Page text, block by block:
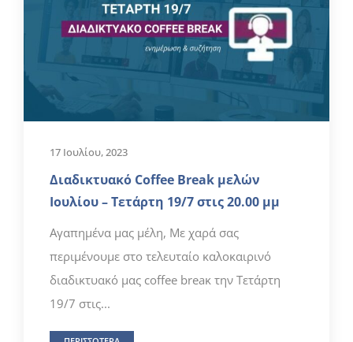
17 Ιουλίου, 2023
Διαδικτυακό Coffee Break μελών
Ιουλίου – Τετάρτη 19/7 στις 20.00 μμ
Αγαπημένα μας μέλη, Με χαρά σας
περιμένουμε στο τελευταίο καλοκαιρινό
διαδικτυακό μας coffee breaκ την Τετάρτη
19/7 στις...